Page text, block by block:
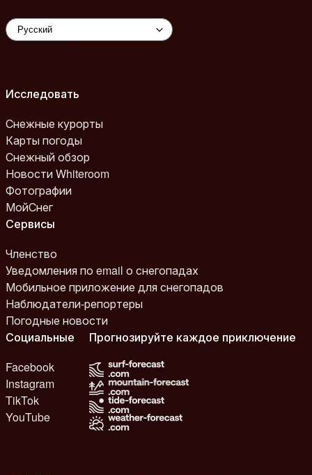
Исследовать
Снежные курорты
Карты погоды
Снежный обзор
Новости Whiteroom
Фотографии
МойСнег
Сервисы
Членство
Уведомления по email о снегопадах
Мобильное приложение для снегопадов
Наблюдатели-репортеры
Погодные новости
Социальные
Facebook
Instagram
TikTok
YouTube
Прогнозируйте каждое приключение